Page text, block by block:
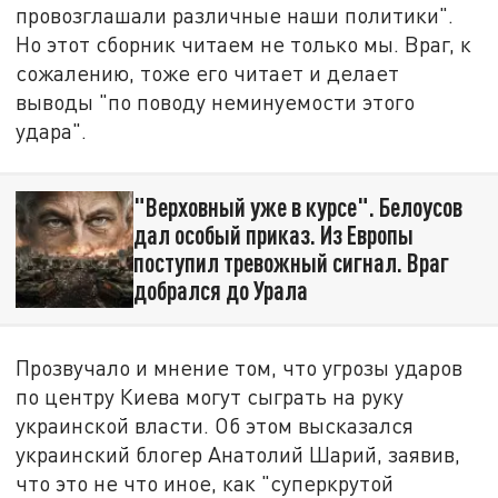
провозглашали различные наши политики".
Но этот сборник читаем не только мы. Враг, к
сожалению, тоже его читает и делает
выводы "по поводу неминуемости этого
удара".
"Верховный уже в курсе". Белоусов
дал особый приказ. Из Европы
поступил тревожный сигнал. Враг
добрался до Урала
Прозвучало и мнение том, что угрозы ударов
по центру Киева могут сыграть на руку
украинской власти. Об этом высказался
украинский блогер Анатолий Шарий, заявив,
что это не что иное, как "суперкрутой